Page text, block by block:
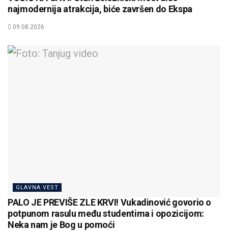
najmodernija atrakcija, biće završen do Ekspa
09.08.2026
GLAVNA VEST
PALO JE PREVIŠE ZLE KRVI! Vukadinović govorio o
potpunom rasulu među studentima i opozicijom:
Neka nam je Bog u pomoći